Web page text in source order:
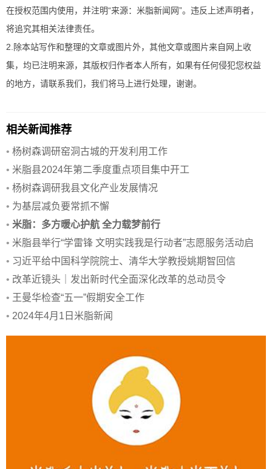
在授权范围内使用，并注明“来源：米脂新闻网”。违反上述声明者，
将追究其相关法律责任。
2.除本站写作和整理的文章或图片外，其他文章或图片来自网上收
集，均已注明来源，其版权归作者本人所有，如果有任何侵犯您权益
的地方，请联系我们，我们将马上进行处理，谢谢。
相关新闻推荐
• 杨树森调研窑洞古城的开发利用工作
• 米脂县2024年第二季度重点项目集中开工
• 杨树森调研我县文化产业发展情况
• 为基层减负要常抓不懈
• 米脂：多方暖心护航 全力载梦前行
• 米脂县举行“学雷锋 文明实践我是行动者”志愿服务活动启
• 习近平给中国科学院院士、清华大学教授姚期智回信
• 改革近镜头｜发出新时代全面深化改革的总动员令
• 王曼华检查“五一”假期安全工作
• 2024年4月1日米脂新闻